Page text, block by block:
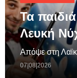
Τα
Λευκή
Απόψε στη
07|08|2026